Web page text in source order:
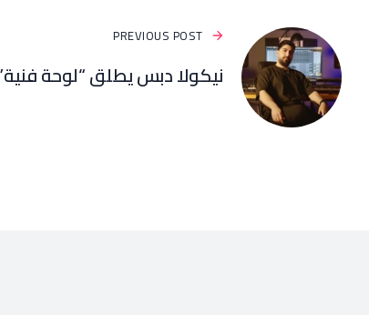
PREVIOUS POST
نيكولا دبس يطلق “لوحة